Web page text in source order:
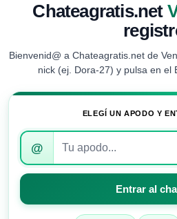
Chateagratis.net
Bienvenid@ a Chateagratis.net de
nick (ej. Dora-27) y pulsa en el
ELEGÍ UN APODO Y
Introduce
apodo
para
entrar
@
Entrar al